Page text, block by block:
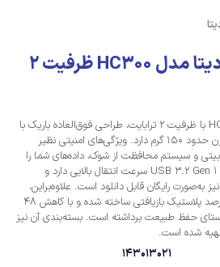
هارد اکسترنال ای دیتا مدل HC300 ظرفیت 2
هارد اکسترنال ای دیتا مدل HC300 با ظرفیت 2 ترابایت، طراحی فوق‌العاده باریک با
ضخامت تنها 10.3 میلی‌متر و وزن حدود 150 گرم دارد. ویژگی‌های امنیتی نظیر
پشتیبانی از رمزنگاری AES 256 بیتی و سیستم محافظت از شوک، داده‌های شما را
ایمن نگه می‌دارد. بعلاوه، با رابط USB 3.2 Gen 1 سرعت انتقال بالایی دارد و
نرم‌افزار کاربردی Backup ToGo نیز به‌صورت رایگان قابل دانلود است. علاوه‌براین،
این محصول با استفاده از 35 درصد پلاستیک بازیافتی ساخته شده و با کاهش 48
حفظ طبیعت برداشته است. بسته‌بندی آن نیز
143013021